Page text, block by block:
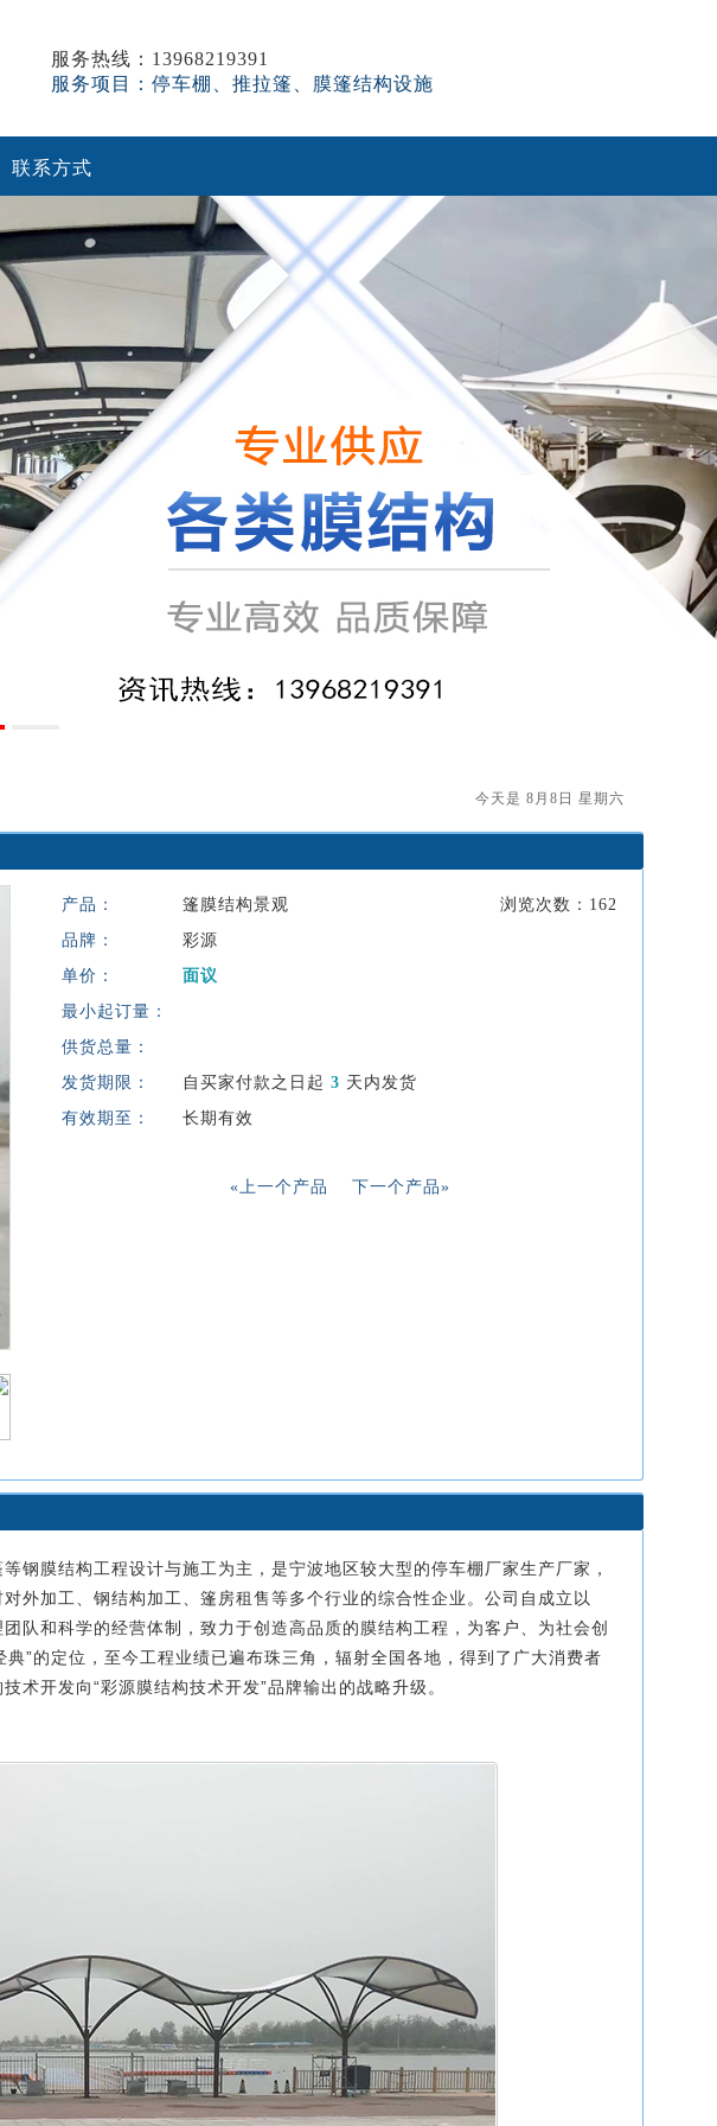
服务热线：13968219391
服务项目：停车棚、推拉篷、膜篷结构设施
联系方式
今天是 8月8日 星期六
产品： 浏览次数：162
篷膜结构景观
品牌：
彩源
单价：
面议
最小起订量：
供货总量：
发货期限：
自买家付款之日起 3 天内发货
有效期至：
长期有效
«上一个产品 下一个产品»
钢膜结构工程设计与施工为主，是宁波地区较大型的停车棚厂家生产厂家，
外加工、钢结构加工、篷房租售等多个行业的综合性企业。公司自成立以
队和科学的经营体制，致力于创造高品质的膜结构工程，为客户、为社会创
典”的定位，至今工程业绩已遍布珠三角，辐射全国各地，得到了广大消费者
术开发向“彩源膜结构技术开发”品牌输出的战略升级。